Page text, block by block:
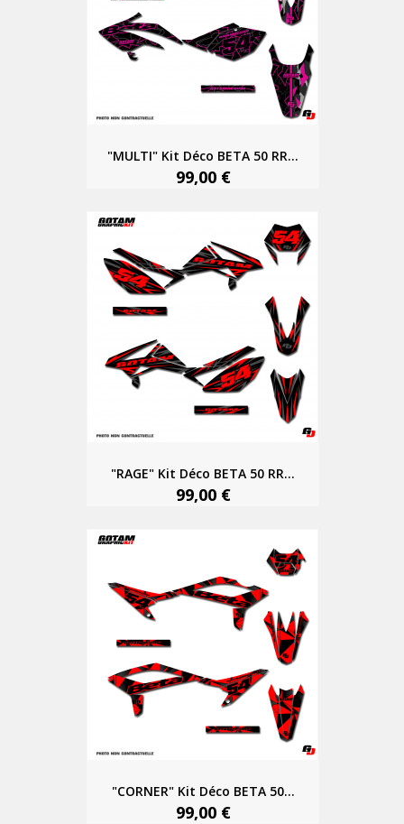
"MULTI" Kit Déco BETA 50 RR...
99,00 €
"RAGE" Kit Déco BETA 50 RR...
99,00 €
"CORNER" Kit Déco BETA 50...
99,00 €